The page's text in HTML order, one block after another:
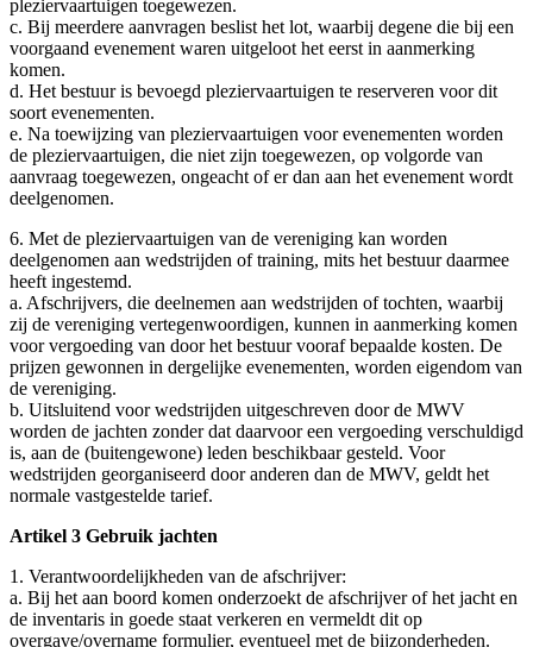
pleziervaartuigen toegewezen.
c. Bij meerdere aanvragen beslist het lot, waarbij degene die bij een
voorgaand evenement waren uitgeloot het eerst in aanmerking
komen.
d. Het bestuur is bevoegd pleziervaartuigen te reserveren voor dit
soort evenementen.
e. Na toewijzing van pleziervaartuigen voor evenementen worden
de pleziervaartuigen, die niet zijn toegewezen, op volgorde van
aanvraag toegewezen, ongeacht of er dan aan het evenement wordt
deelgenomen.
6. Met de pleziervaartuigen van de vereniging kan worden
deelgenomen aan wedstrijden of training, mits het bestuur daarmee
heeft ingestemd.
a. Afschrijvers, die deelnemen aan wedstrijden of tochten, waarbij
zij de vereniging vertegenwoordigen, kunnen in aanmerking komen
voor vergoeding van door het bestuur vooraf bepaalde kosten. De
prijzen gewonnen in dergelijke evenementen, worden eigendom van
de vereniging.
b. Uitsluitend voor wedstrijden uitgeschreven door de MWV
worden de jachten zonder dat daarvoor een vergoeding verschuldigd
is, aan de (buitengewone) leden beschikbaar gesteld. Voor
wedstrijden georganiseerd door anderen dan de MWV, geldt het
normale vastgestelde tarief.
Artikel 3 Gebruik jachten
1. Verantwoordelijkheden van de afschrijver:
a. Bij het aan boord komen onderzoekt de afschrijver of het jacht en
de inventaris in goede staat verkeren en vermeldt dit op
overgave/overname formulier, eventueel met de bijzonderheden.